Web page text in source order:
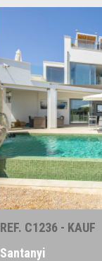
REF. C1236 - KAUF
Santanyi